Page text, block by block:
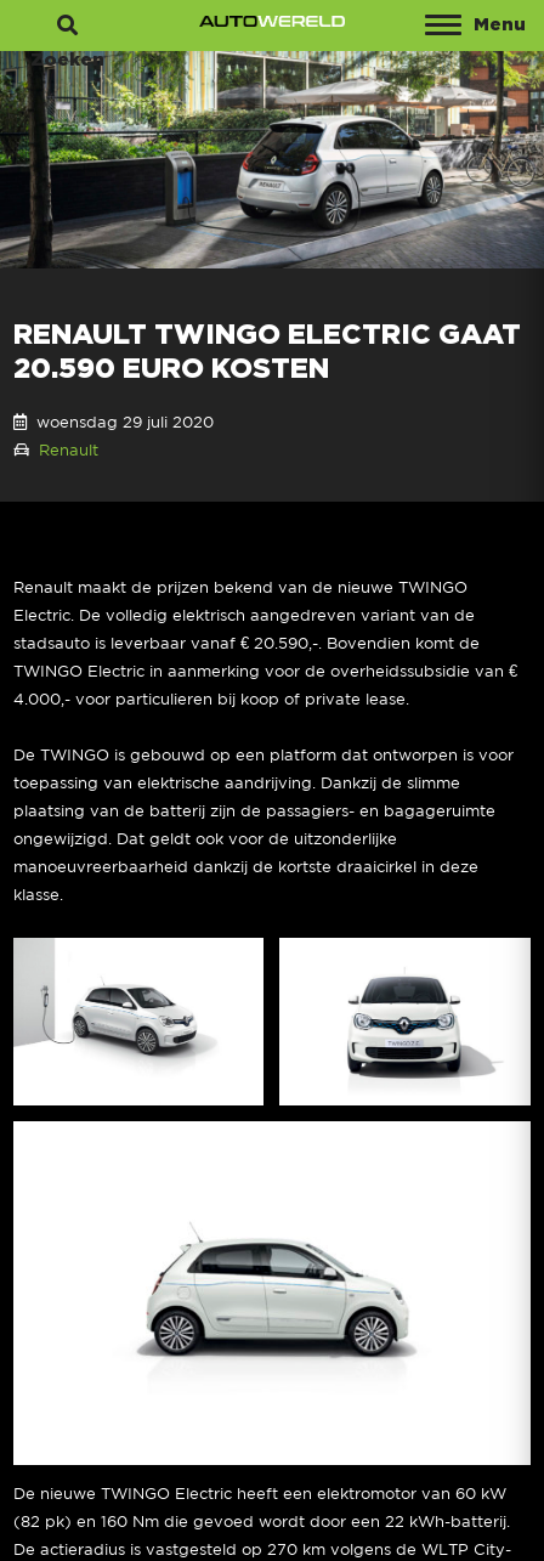
Menu
Zoeken
RENAULT TWINGO ELECTRIC GAAT
20.590 EURO KOSTEN
woensdag 29 juli 2020
Renault
Renault maakt de prijzen bekend van de nieuwe TWINGO
Electric. De volledig elektrisch aangedreven variant van de
stadsauto is leverbaar vanaf € 20.590,-. Bovendien komt de
TWINGO Electric in aanmerking voor de overheidssubsidie van €
4.000,- voor particulieren bij koop of private lease.
De TWINGO is gebouwd op een platform dat ontworpen is voor
toepassing van elektrische aandrijving. Dankzij de slimme
plaatsing van de batterij zijn de passagiers- en bagageruimte
ongewijzigd. Dat geldt ook voor de uitzonderlijke
manoeuvreerbaarheid dankzij de kortste draaicirkel in deze
klasse.
De nieuwe TWINGO Electric heeft een elektromotor van 60 kW
(82 pk) en 160 Nm die gevoed wordt door een 22 kWh-batterij.
De actieradius is vastgesteld op 270 km volgens de WLTP City-